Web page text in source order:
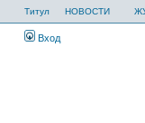
Титул НОВОСТИ
Вход